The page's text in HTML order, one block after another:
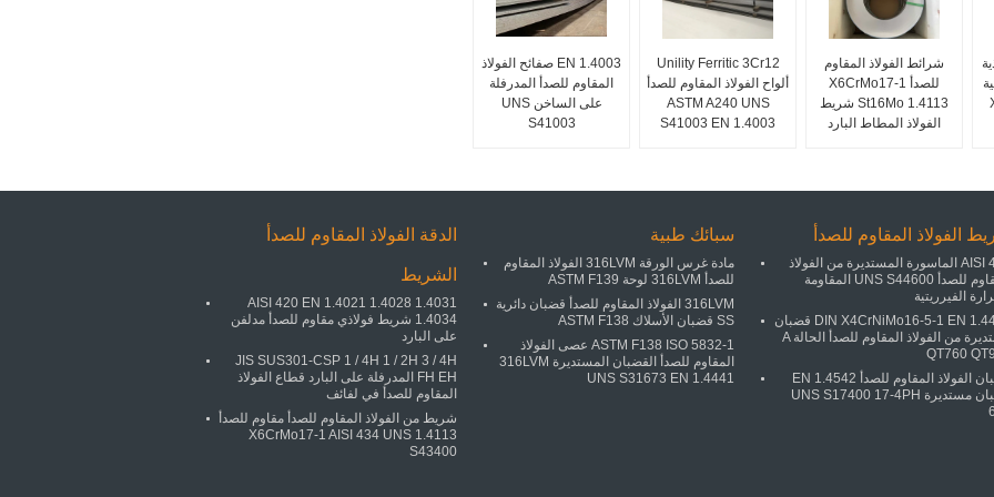
EN 1.4003 صفائح الفولاذ
المقاوم للصدأ المدرفلة
على الساخن UNS
S41003
Unility Ferritic 3Cr12
ألواح الفولاذ المقاوم للصدأ
ASTM A240 UNS
S41003 EN 1.4003
شرائط الفولاذ المقاوم
للصدأ X6CrMo17-1
St16Mo 1.4113 شريط
الفولاذ المطاط البارد
الدقة الفولاذ المقاوم للصدأ
الشريط
AISI 420 EN 1.4021 1.4028 1.4031
1.4034 شريط فولاذي مقاوم للصدأ مدلفن
على البارد
JIS SUS301-CSP 1 / 4H 1 / 2H 3 / 4H
FH EH المدرفلة على البارد قطاع الفولاذ
المقاوم للصدأ في لفائف
شريط من الفولاذ المقاوم للصدأ مقاوم للصدأ
1.4113 X6CrMo17-1 AISI 434 UNS
S43400
سبائك طبية
مادة غرس الورقة 316LVM الفولاذ المقاوم
للصدأ 316LVM لوحة ASTM F139
316LVM الفولاذ المقاوم للصدأ قضبان دائرية
SS قضبان الأسلاك ASTM F138
ASTM F138 ISO 5832-1 عصى الفولاذ
المقاوم للصدأ القضبان المستديرة 316LVM
UNS S31673 EN 1.4441
الفولاذ المقاوم للصدأ
AISI 446 الماسورة المستديرة من الفولاذ
المقاوم للصدأ UNS S44600 المقاومة
الفيرريتية
DIN X4CrNiMo16-5-1 EN 1.4418 قضبان
مستديرة من الفولاذ المقاوم للصدأ الحالة A
QT760
قضبان الفولاذ المقاوم للصدأ EN 1.4542
قضبان مستديرة UNS S17400 17-4PH